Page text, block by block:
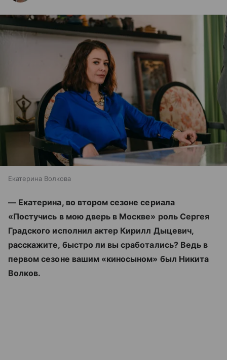
Екатерина Волкова
— Екатерина, во втором сезоне сериала
«Постучись в мою дверь в Москве» роль Сергея
Градского исполнил актер Кирилл Дыцевич,
расскажите, быстро ли вы сработались? Ведь в
первом сезоне вашим «киносыном» был Никита
Волков.